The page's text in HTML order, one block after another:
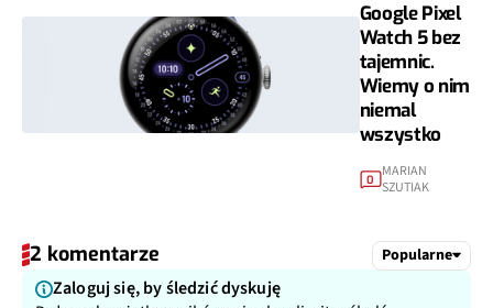
Google Pixel
Watch 5 bez
tajemnic.
Wiemy o nim
niemal
wszystko
0
MARIAN
SZUTIAK
2 komentarze Popularne
Zaloguj się, by śledzić dyskuję